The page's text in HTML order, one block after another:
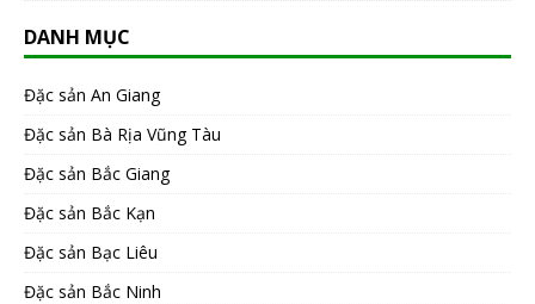
DANH MỤC
Đặc sản An Giang
Đặc sản Bà Rịa Vũng Tàu
Đặc sản Bắc Giang
Đặc sản Bắc Kạn
Đặc sản Bạc Liêu
Đặc sản Bắc Ninh